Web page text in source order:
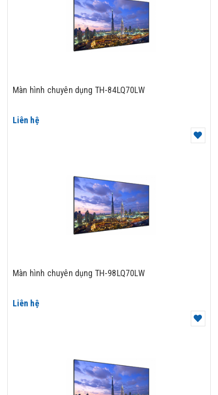
Màn hình chuyên dụng TH-84LQ70LW
Liên hệ
Màn hình chuyên dụng TH-98LQ70LW
Liên hệ